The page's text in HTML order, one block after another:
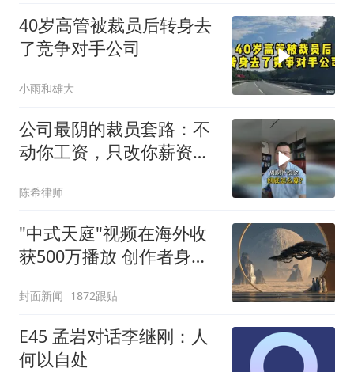
40岁高管被裁员后转身去
了竞争对手公司
小雨和雄大
公司最阴的裁员套路：不
动你工资，只改你薪资结
陈希律师
"中式天庭"视频在海外收
获500万播放 创作者身份
封面新闻 1872跟贴
E45 孟岩对话李继刚：人
何以自处